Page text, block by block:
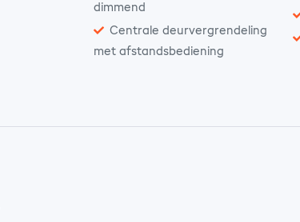
dimmend
Centrale deurvergrendeling
met afstandsbediening